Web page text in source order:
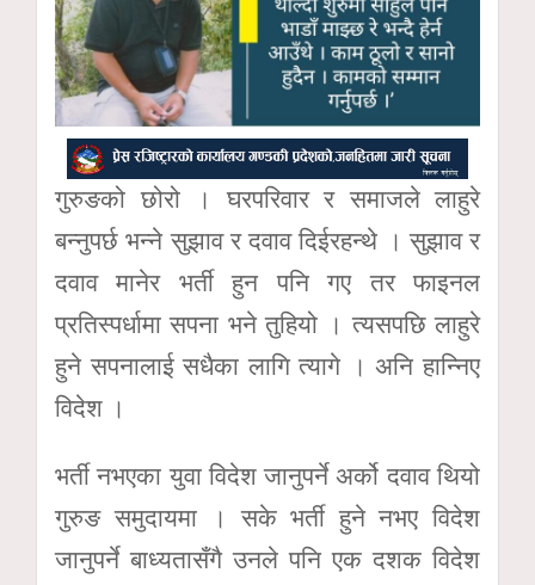
गुरुङको छोरो । घरपरिवार र समाजले लाहुरे
बन्नुपर्छ भन्ने सुझाव र दवाव दिईरहन्थे । सुझाव र
दवाव मानेर भर्ती हुन पनि गए तर फाइनल
प्रतिस्पर्धामा सपना भने तुहियो । त्यसपछि लाहुरे
हुने सपनालाई सधैका लागि त्यागे । अनि हान्निए
विदेश ।
भर्ती नभएका युवा विदेश जानुपर्ने अर्को दवाव थियो
गुरुङ समुदायमा । सके भर्ती हुने नभए विदेश
जानुपर्ने बाध्यतासँगै उनले पनि एक दशक विदेश